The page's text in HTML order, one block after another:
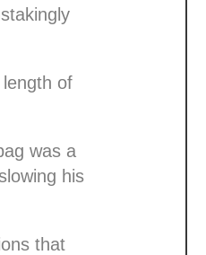
of
was a
his
that